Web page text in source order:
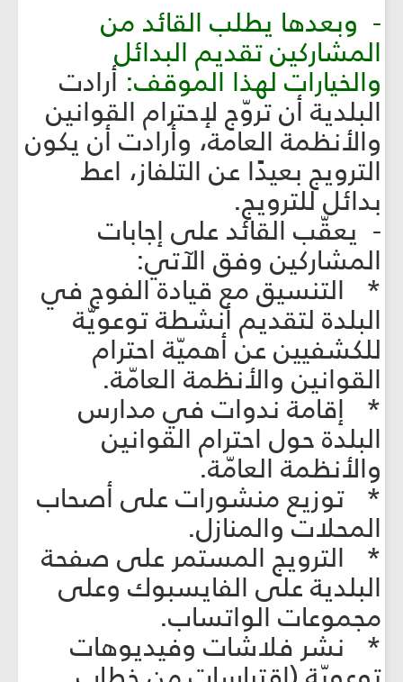
- وبعدها يطلب القائد من
المشاركين تقديم البدائل
والخيارات لهذا الموقف: أرادت
البلدية أن تروّج لإحترام القوانين
والأنظمة العامة، وأرادت أن يكون
الترويج بعيدًا عن التلفاز، اعط
بدائل للترويج.
- يعقّب القائد على إجابات
المشاركين وفق الآتي:
* التنسيق مع قيادة الفوج في
البلدة لتقديم أنشطة توعويّة
للكشفيين عن أهميّة احترام
القوانين والأنظمة العامّة.
* إقامة ندوات في مدارس
البلدة حول احترام القوانين
والأنظمة العامّة.
* توزيع منشورات على أصحاب
المحلات والمنازل.
* الترويج المستمر على صفحة
البلدية على الفايسبوك وعلى
مجموعات الواتساب.
* نشر فلاشات وفيديوهات